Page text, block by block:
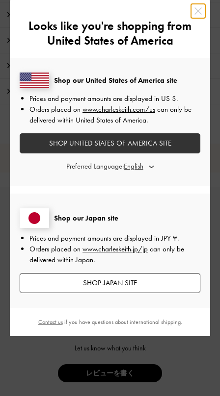
商品詳細 / お手入れ方法
配送 & 返品
カスタマーレビュー
ご感想をお聞かせください
Let us know what you think
レビューを書く
Looks like you're shopping from
United States of America
Shop our Japan site
Prices and payment amounts are displayed inJPY ¥.
Orders placed on www.charleskeith.jp/jp can only be
delivered within Japan.
SHOP JAPAN SITE
Shop our United States of America site
Prices and payment amounts are displayed in US $.
Orders placed on www.charleskeith.com/us can only be
delivered within United States of America.
SHOP UNITED STATES OF AMERICA SITE
Preferred Language:
Contact usif you have questions about international shipping.